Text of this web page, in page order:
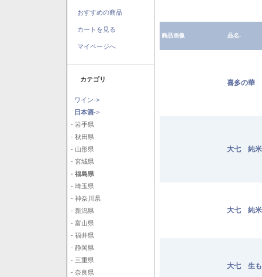
おすすめの商品
カートを見る
マイページへ
カテゴリ
ワイン->
日本酒->
- 岩手県
- 秋田県
- 山形県
- 宮城県
- 福島県
- 埼玉県
- 神奈川県
- 新潟県
- 富山県
- 福井県
- 静岡県
- 三重県
- 奈良県
商品画像 品名-
喜多の華
大七 純
大七 純
大七 生